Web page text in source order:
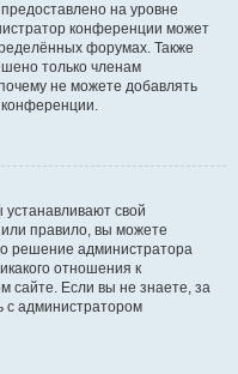
на уровне
конференции может
форумах. Также
только членам
не можете добавлять
свой
правило, вы можете
решение администратора
отношения к
сайте. Если вы не знаете, за
с администратором